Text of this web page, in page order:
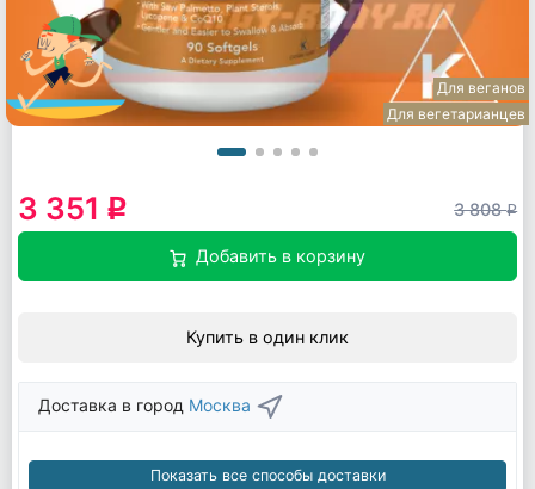
Для веганов
Для вегетарианцев
3 351 q 3 808q
Добавить в корзину
Купить в один клик
Доставка в город Москва
Показать все способы доставки